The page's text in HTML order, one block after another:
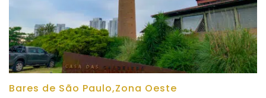
Bares de São Paulo,Zona Oeste